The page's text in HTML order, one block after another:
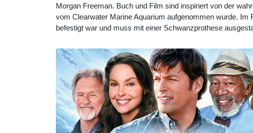
Morgan Freeman. Buch und Film sind inspiriert von der
vom Clearwater Marine Aquarium aufgenommen wurde.
befestigt war und muss mit einer Schwanzprothese